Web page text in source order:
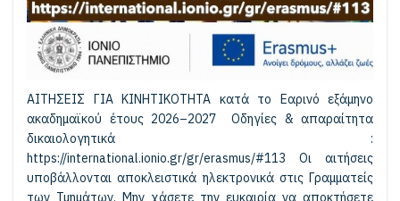
ΑΙΤΗΣΕΙΣ ΓΙΑ ΚΙΝΗΤΙΚΟΤΗΤΑ κατά το Εαρινό εξάμηνο
ακαδημαϊκού έτους 2026–2027 Οδηγίες & απαραίτητα
δικαιολογητικά :
https://international.ionio.gr/gr/erasmus/#113 Οι αιτήσεις
υποβάλλονται αποκλειστικά ηλεκτρονικά στις Γραμματείς
των Τμημάτων. Μην χάσετε την ευκαιρία να αποκτήσετε